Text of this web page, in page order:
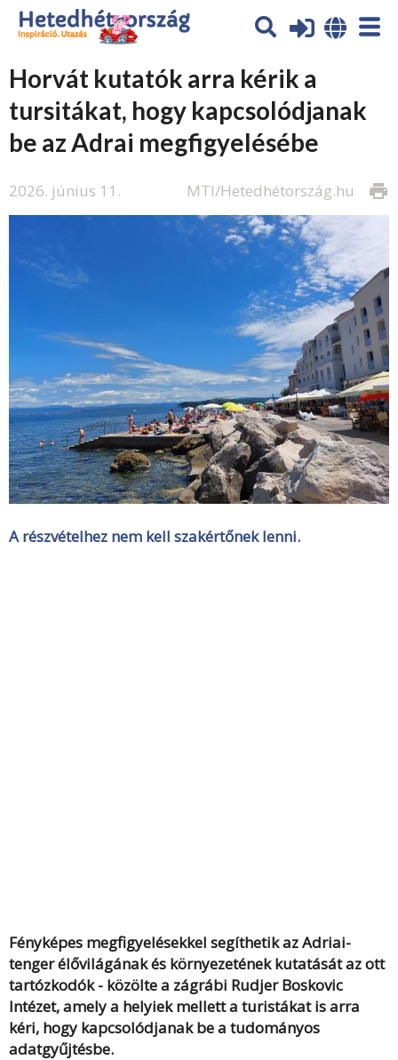
Horvát kutatók arra kérik a
tursitákat, hogy kapcsolódjanak
be az Adrai megfigyelésébe
2026. június 11. print
MTI/Hetedhétország.hu
A részvételhez nem kell szakértőnek lenni.
Fényképes megfigyelésekkel segíthetik az Adriai-
tenger élővilágának és környezetének kutatását az ott
tartózkodók - közölte a zágrábi Rudjer Boskovic
Intézet, amely a helyiek mellett a turistákat is arra
kéri, hogy kapcsolódjanak be a tudományos
adatgyűjtésbe.